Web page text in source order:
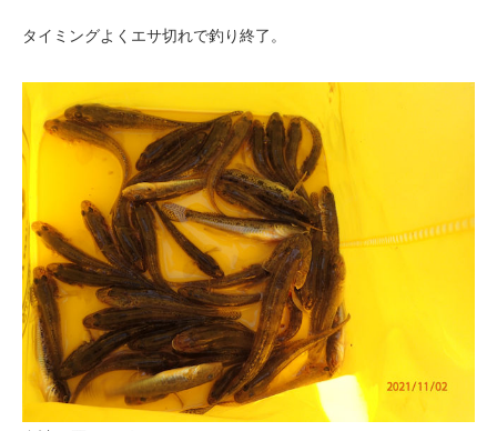
タイミングよくエサ切れで釣り終了。